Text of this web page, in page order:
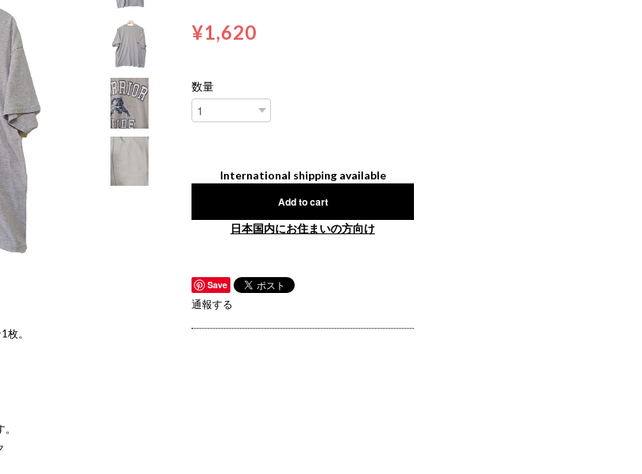
。
¥1,620
数量
International shipping available
Add to cart
日本国内にお住まいの方向け
Save
通報する